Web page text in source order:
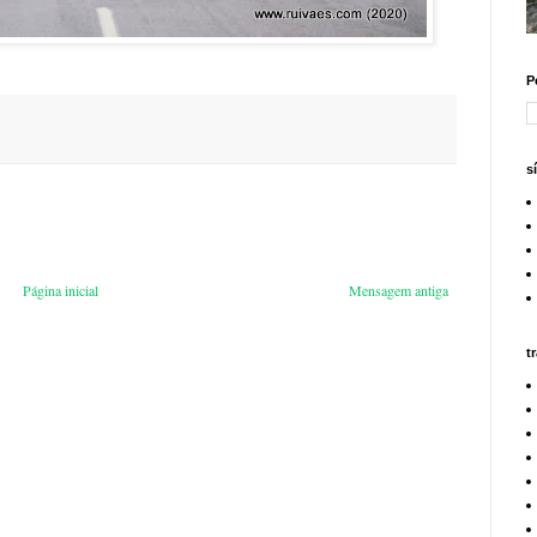
Mensagem antiga
Página inicial